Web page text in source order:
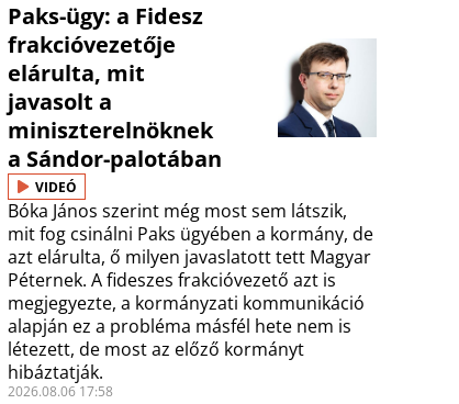
Paks-ügy: a Fidesz
frakcióvezetője
elárulta, mit
javasolt a
miniszterelnöknek
a Sándor-palotában
VIDEÓ
Bóka János szerint még most sem látszik,
mit fog csinálni Paks ügyében a kormány, de
azt elárulta, ő milyen javaslatott tett Magyar
Péternek. A fideszes frakcióvezető azt is
megjegyezte, a kormányzati kommunikáció
alapján ez a probléma másfél hete nem is
létezett, de most az előző kormányt
hibáztatják.
2026.08.06 17:58